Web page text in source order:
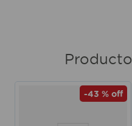
-43 % off